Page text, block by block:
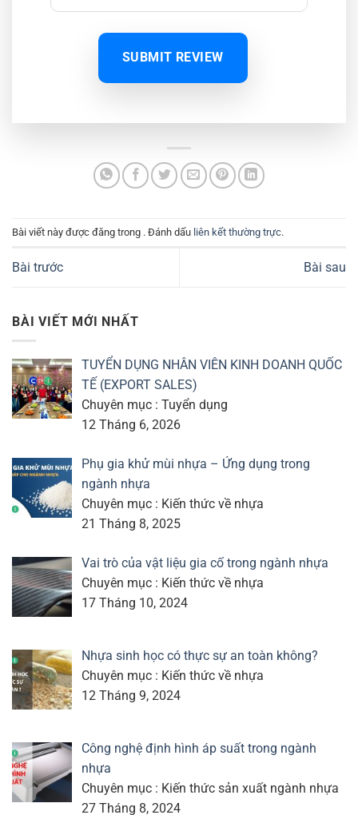
SUBMIT REVIEW
Bài viết này được đăng trong . Đánh dấu liên kết thường trực.
Bài trước Bài sau
BÀI VIẾT MỚI NHẤT
TUYỂN DỤNG NHÂN VIÊN KINH DOANH QUỐC
TẾ (EXPORT SALES)
Chuyên mục : Tuyển dụng
12 Tháng 6, 2026
Phụ gia khử mùi nhựa – Ứng dụng trong
ngành nhựa
Chuyên mục : Kiến thức về nhựa
21 Tháng 8, 2025
Vai trò của vật liệu gia cố trong ngành nhựa
Chuyên mục : Kiến thức về nhựa
17 Tháng 10, 2024
Nhựa sinh học có thực sự an toàn không?
Chuyên mục : Kiến thức về nhựa
12 Tháng 9, 2024
Công nghệ định hình áp suất trong ngành
nhựa
Chuyên mục : Kiến thức sản xuất ngành nhựa
27 Tháng 8, 2024